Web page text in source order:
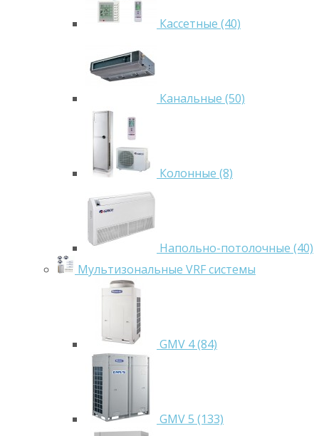
Кассетные (40)
Канальные (50)
Колонные (8)
Напольно-потолочные (40)
Мультизональные VRF системы
GMV 4 (84)
GMV 5 (133)